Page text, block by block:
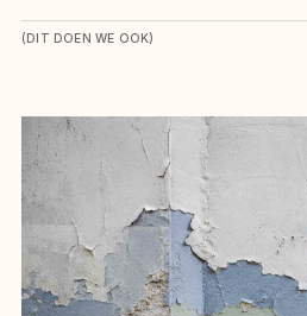
(DIT DOEN WE OOK)
Bekijk ook eens dit.